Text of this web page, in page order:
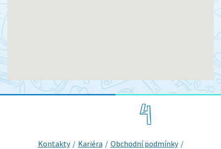
Kontakty Kariéra
Obchodní podmínky